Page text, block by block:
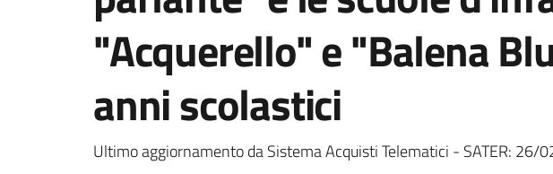
"Acquerello" e "Balena
anni scolastici
Ultimo aggiornamento da Sistema Acquisti Telematici - SATER: 26/